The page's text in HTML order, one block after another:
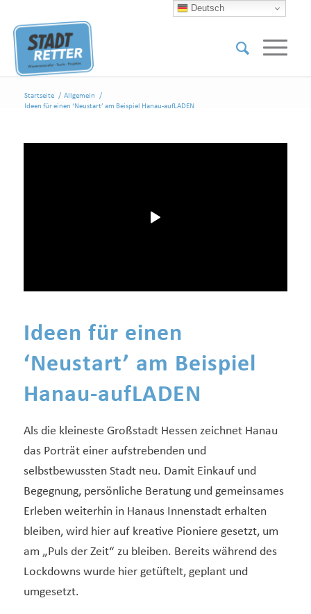
Startseite / Allgemein
/
Ideen für einen ‘Neustart’ am Beispiel Hanau-aufLADEN
Ideen für einen
‘Neustart’ am Beispiel
Hanau-aufLADEN
Als die kleineste Großstadt Hessen zeichnet Hanau
das Porträt einer aufstrebenden und
selbstbewussten Stadt neu. Damit Einkauf und
Begegnung, persönliche Beratung und gemeinsames
Erleben weiterhin in Hanaus Innenstadt erhalten
bleiben, wird hier auf kreative Pioniere gesetzt, um
am „Puls der Zeit“ zu bleiben. Bereits während des
Lockdowns wurde hier getüftelt, geplant und
umgesetzt.
Deutsch